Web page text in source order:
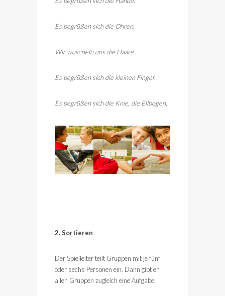
Es begrüßen sich die Ohren.
Wir wuscheln uns die Haare.
Es begrüßen sich die kleinen Finger.
Es begrüßen sich die Knie, die Ellbogen.
2. Sortieren
Der Spielleiter teilt Gruppen mit je fünf
oder sechs Personen ein. Dann gibt er
allen Gruppen zugleich eine Aufgabe: